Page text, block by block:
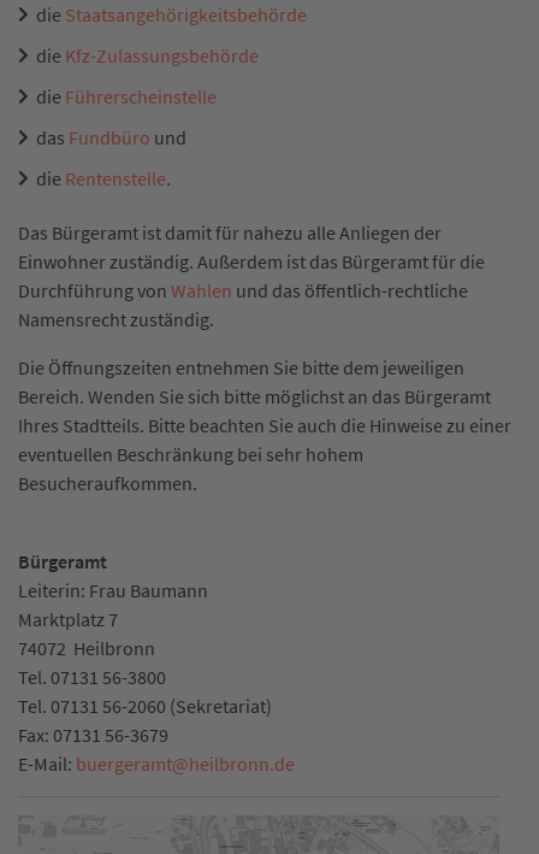
die Staatsangehörigkeitsbehörde
die Kfz-Zulassungsbehörde
die Führerscheinstelle
das Fundbüro und
die Rentenstelle.
Das Bürgeramt ist damit für nahezu alle Anliegen der
Einwohner zuständig. Außerdem ist das Bürgeramt für die
Durchführung von Wahlen und das öffentlich-rechtliche
Namensrecht zuständig.
Die Öffnungszeiten entnehmen Sie bitte dem jeweiligen
Bereich. Wenden Sie sich bitte möglichst an das Bürgeramt
Ihres Stadtteils. Bitte beachten Sie auch die Hinweise zu einer
eventuellen Beschränkung bei sehr hohem
Besucheraufkommen.
Bürgeramt
Leiterin: Frau Baumann
Marktplatz 7
74072 Heilbronn
Tel. 07131 56-3800
Tel. 07131 56-2060 (Sekretariat)
Fax: 07131 56-3679
E-Mail: buergeramt@heilbronn.de